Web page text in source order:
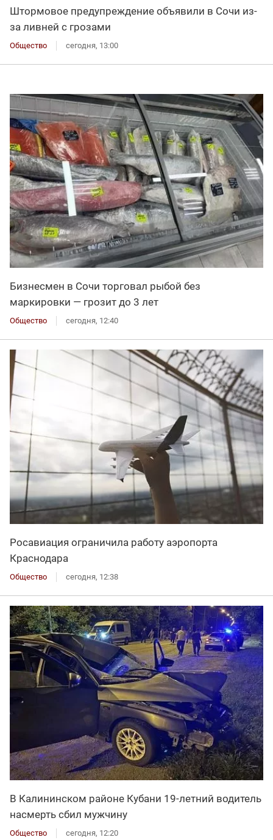
Штормовое предупреждение объявили в Сочи из-
за ливней с грозами
Общество сегодня, 13:00
Бизнесмен в Сочи торговал рыбой без
маркировки — грозит до 3 лет
Общество сегодня, 12:40
Росавиация ограничила работу аэропорта
Краснодара
Общество сегодня, 12:38
В Калининском районе Кубани 19-летний водитель
насмерть сбил мужчину
Общество сегодня, 12:20